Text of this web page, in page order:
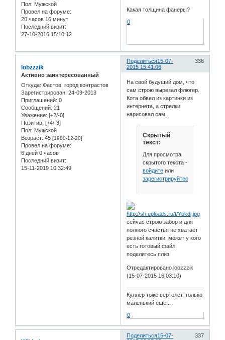
Пол: Мужской
Провел на форуме:
20 часов 16 минут
Последний визит:
27-10-2016 15:10:12
Какая толщина фанеры?
0
Поделиться 336
15-07-
2015 15:41:06
lobzzzik
Активно заинтересованный
Откуда: Фастов, город контрастов
Зарегистрирован: 24-09-2013
Приглашений: 0
Сообщений: 21
Уважение: [+2/-0]
Позитив: [+4/-3]
Пол: Мужской
Возраст: 45 [1980-12-20]
Провел на форуме:
6 дней 0 часов
Последний визит:
15-11-2019 10:32:49
На свой будущий дом, что
сам строю вырезал флюгер.
Кота обвел из картинки из
интернета, а стрелки
нарисовал сам.
Скрытый
текст:
Для просмотра
скрытого текста -
войдитеили
зарегистрируйтесь
сейчас строю забор и для
полного счастья не хватает
резной калитки, может у кого
есть готовый файл,
поделитесь плиз
Отредактировано lobzzzik
(15-07-2015 16:03:10)
Куллер тоже вертолет, только
маленький еще...
0
Поделиться 337
15-07-